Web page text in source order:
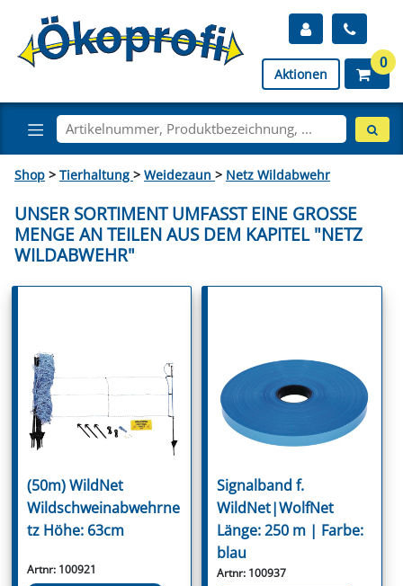
Aktionen
0
Shop > Tierhaltung > Weidezaun > Netz Wildabwehr
UNSER SORTIMENT UMFASST EINE GROSSE M
ENGE AN TEILEN AUS DEM KAPITEL "NETZ W
ILDABWEHR"
(50m) WildNet
Wildschweinabwehrne
tz Höhe: 63cm
Artnr: 100921
Signalband f.
WildNet|WolfNet
Länge: 250 m | Farbe:
blau
Artnr: 100937